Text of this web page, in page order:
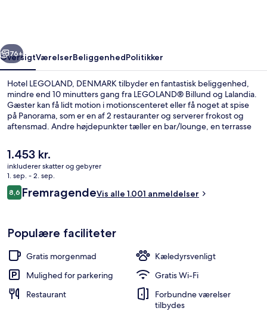
Næste
76+
OversigtVærelserBeliggenhedPolitikker
Hotel LEGOLAND, DENMARK tilbyder en fantastisk beliggenhed,
mindre end 10 minutters gang fra LEGOLAND® Billund og Lalandia.
Gæster kan få lidt motion i motionscenteret eller få noget at spise
på Panorama, som er en af 2 restauranter og serverer frokost og
aftensmad. Andre højdepunkter tæller en bar/lounge, en terrasse
og generelle forhold.
Den
nuværende
pris
er
1.453 kr.
1.453 kr.
inkluderer skatter og gebyrer
1. sep. - 2. sep.
Anmeldelser
8,68,6 ud af 10.
FremragendeVis alle 1.001 anmeldelser
Populære faciliteter
Gratis morgenmad
Kæledyrsvenligt
Mulighed for parkering
Gratis Wi-Fi
Restaurant
Forbundne værelser
tilbydes